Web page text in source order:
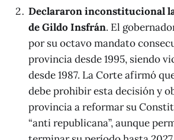
Declararon inconstitucional
de Gildo Insfrán. El
por su octavo mandato
provincia desde 1995, siendo
desde 1987. La Corte afirmó
debe prohibir esta decisión y
provincia a reformar su
“anti republicana”, aunque